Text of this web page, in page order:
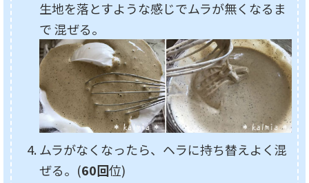
生地を落とすような感じでムラが無くなるま
で 混ぜる。
ムラがなくなったら、ヘラに持ち替えよく混
ぜる。(60回位)